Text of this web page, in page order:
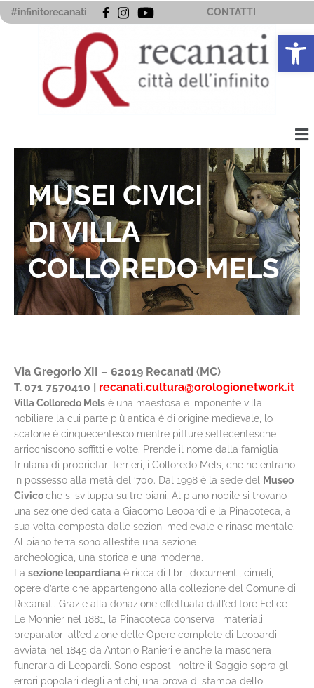
Vai
al
#infinitorecanati CONTATTI
MUSEI CIVICI
DI VILLA
COLLOREDO MELS
Via Gregorio XII – 62019 Recanati (MC)
T.071 7570410 | recanati.cultura@orologionetwork.it
Villa Colloredo Mels è una maestosa e imponente villa
nobiliare la cui parte più antica è di origine medievale, lo
scalone è cinquecentesco mentre pitture settecentesche
arricchiscono soffitti e volte. Prende il nome dalla famiglia
friulana di proprietari terrieri, i Colloredo Mels, che ne entrano
in possesso alla metà del ‘700. Dal 1998 è la sede del Museo
Civicoche si sviluppa su tre piani. Al piano nobile si trovano
una sezione dedicata a Giacomo Leopardi e la Pinacoteca, a
sua volta composta dalle sezioni medievale e rinascimentale.
Al piano terra sono allestite una sezione
archeologica, una storica e una moderna.
La sezione leopardiana è ricca di libri, documenti, cimeli,
opere d’arte che appartengono alla collezione del Comune di
Recanati. Grazie alla donazione effettuata dall’editore Felice
Le Monnier nel 1881, la Pinacoteca conserva i materiali
preparatori all’edizione delle Opere complete di Leopardi
avviata nel 1845 da Antonio Ranieri e anche la maschera
funeraria di Leopardi. Sono esposti inoltre il Saggio sopra gli
errori popolari degli antichi, una prova di stampa dello
Apri la